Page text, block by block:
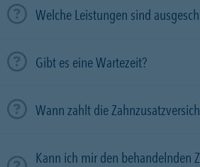
Welche Leistungen sind
Gibt es eine Wartezeit?
Wann zahlt die
Kann ich mir den behandelnden